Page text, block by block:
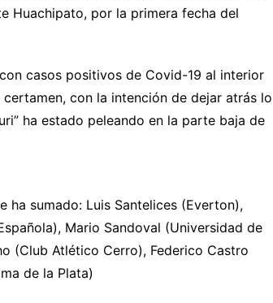
Huachipato, por la primera fecha del
casos positivos de Covid-19 al interior
con la intención de dejar atrás lo
ha estado peleando en la parte baja de
ha sumado: Luis Santelices (Everton),
Mario Sandoval (Universidad de
(Club Atlético Cerro), Federico Castro
de la Plata)